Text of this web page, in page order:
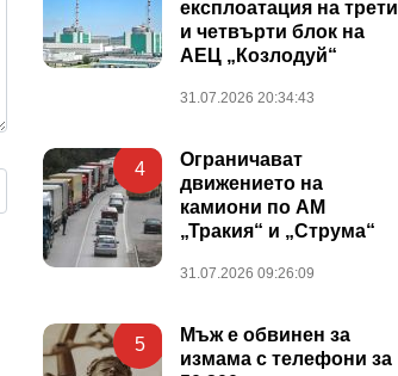
експлоатация на трети
и четвърти блок на
АЕЦ „Козлодуй“
31.07.2026 20:34:43
4
Ограничават
движението на
камиони по АМ
„Тракия“ и „Струма“
31.07.2026 09:26:09
5
Мъж е обвинен за
измама с телефони за